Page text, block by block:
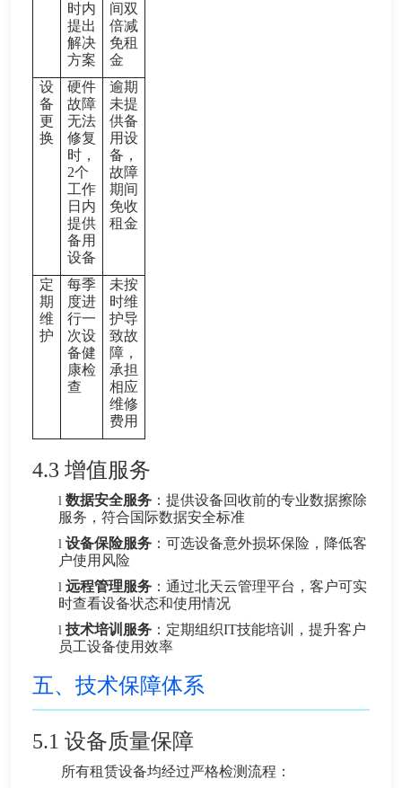
时内
提出
解决
方案
间双
倍减
免租
金
设
备
更
换
硬件
故障
无法
修复
时，
2个
工作
日内
提供
备用
设备
逾期
未提
供备
用设
备，
故障
期间
免收
租金
定
期
维
护
每季
度进
行一
次设
备健
康检
查
未按
时维
护导
致故
障，
承担
相应
维修
费用
4.3 增值服务
l 数据安全服务 ：提供设备回收前的专业数据擦除
服务，符合国际数据安全标准
l 设备保险服务 ：可选设备意外损坏保险，降低客
户使用风险
l 远程管理服务 ：通过北天云管理平台，客户可实
时查看设备状态和使用情况
l 技术培训服务 ：定期组织IT技能培训，提升客户
员工设备使用效率
五、技术保障体系
5.1 设备质量保障
所有租赁设备均经过严格检测流程：